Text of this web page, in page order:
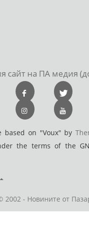
сайт на ПА медия
based on "Voux" by
the terms of the
2002 - Новините от